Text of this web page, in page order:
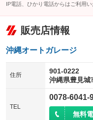
IP電話、ひかり電話からはご利用い
販売店情報
沖縄オートガレージ
住所
901-0222
沖縄県豊見城
TEL
0078-6041-
無料